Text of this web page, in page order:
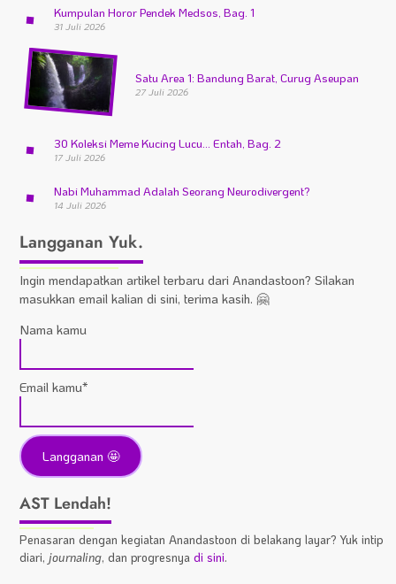
Kumpulan Horor Pendek Medsos, Bag. 1
31 Juli 2026
Satu Area 1: Bandung Barat, Curug Aseupan
27 Juli 2026
30 Koleksi Meme Kucing Lucu… Entah, Bag. 2
17 Juli 2026
Nabi Muhammad Adalah Seorang Neurodivergent?
14 Juli 2026
Langganan Yuk.
Ingin mendapatkan artikel terbaru dari Anandastoon? Silakan
masukkan email kalian di sini, terima kasih. 🤗
Nama kamu
Email kamu*
AST Lendah!
Penasaran dengan kegiatan Anandastoon di belakang layar? Yuk intip
diari, journaling, dan progresnyadi sini.